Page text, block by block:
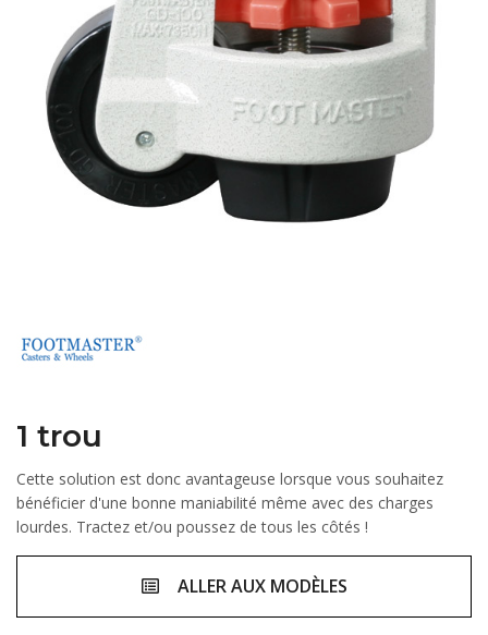
1 trou
Cette solution est donc avantageuse lorsque vous souhaitez
bénéficier d'une bonne maniabilité même avec des charges
lourdes. Tractez et/ou poussez de tous les côtés !
ALLER AUX MODÈLES